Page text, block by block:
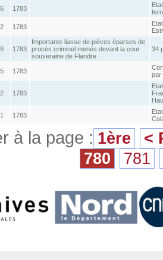
1783
1783
1783
Importante liasse de pièces éparses de
procès criminel menés devant la cour
souveraine de Flandre
34
1783
par
1783
1783
à la page : 1ère
<
780
781